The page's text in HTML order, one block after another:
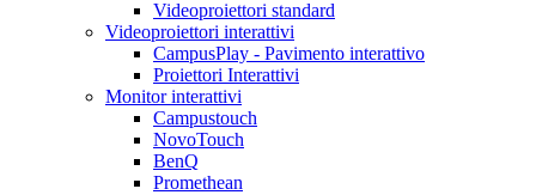
Videoproiettori standard
Videoproiettori interattivi
CampusPlay - Pavimento interattivo
Proiettori Interattivi
Monitor interattivi
Campustouch
NovoTouch
BenQ
Promethean